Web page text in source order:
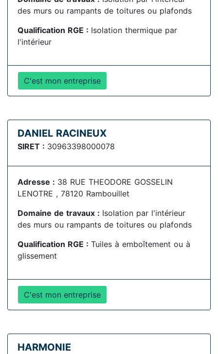
des murs ou rampants de toitures ou plafonds
Qualification RGE : Isolation thermique par
l'intérieur
C'est mon entreprise
DANIEL RACINEUX
SIRET : 30963398000078
Adresse : 38 RUE THEODORE GOSSELIN
LENOTRE , 78120 Rambouillet
Domaine de travaux : Isolation par l'intérieur
des murs ou rampants de toitures ou plafonds
Qualification RGE : Tuiles à emboîtement ou à
glissement
C'est mon entreprise
HARMONIE